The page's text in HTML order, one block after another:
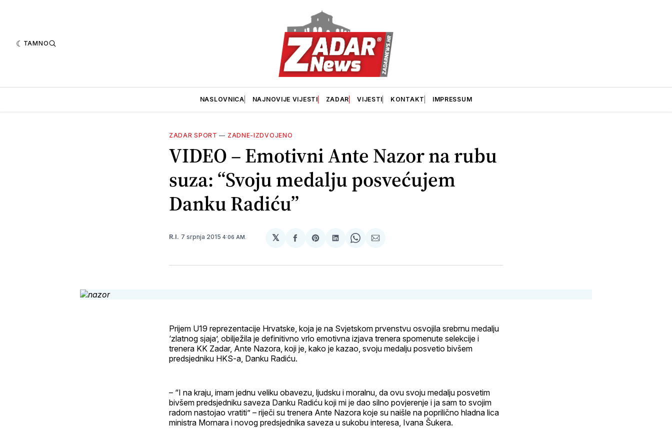
TAMNO
NASLOVNICA NAJNOVIJE VIJESTI ZADAR VIJESTI KONTAKT IMPRESSUM
ZADAR SPORT — ZADNE-IZDVOJENO
VIDEO – Emotivni Ante Nazor na rubu
suza: “Svoju medalju posvećujem
Danku Radiću”
R.I. 7 srpnja 2015 4:06 AM. 𝕏
podijeli
Facebook
Sharepodijeli
LinkedIn
Sharepodijeli
maila
Prijem U19 reprezentacije Hrvatske, koja je na Svjetskom prvenstvu osvojila srebrnu medalju
‘zlatnog sjaja’, obilježila je definitivno vrlo emotivna izjava trenera spomenute selekcije i
trenera KK Zadar, Ante Nazora, koji je, kako je kazao, svoju medalju posvetio bivšem
predsjedniku HKS-a, Danku Radiću.
– “I na kraju, imam jednu veliku obavezu, ljudsku i moralnu, da ovu svoju medalju posvetim
bivšem predsjedniku saveza Danku Radiću koji mi je dao silno povjerenje i ja sam to svojim
radom nastojao vratiti” – riječi su trenera Ante Nazora koje su naišle na poprilično hladna lica
ministra Mornara i novog predsjednika saveza u sukobu interesa, Ivana Šukera.